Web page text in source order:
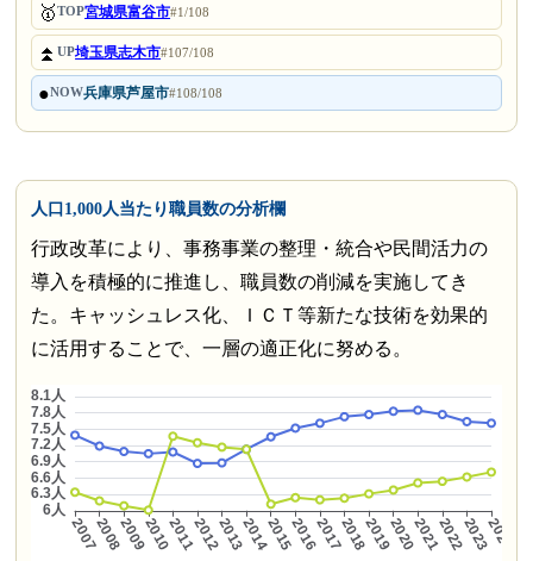
🥇TOP宮城県富谷市#1/108
⏫UP埼玉県志木市#107/108
●NOW兵庫県芦屋市#108/108
人口1,000人当たり職員数の分析欄
行政改革により、事務事業の整理・統合や民間活力の
導入を積極的に推進し、職員数の削減を実施してき
た。キャッシュレス化、ＩＣＴ等新たな技術を効果的
に活用することで、一層の適正化に努める。